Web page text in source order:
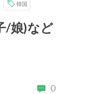
韓国
/娘)など
0